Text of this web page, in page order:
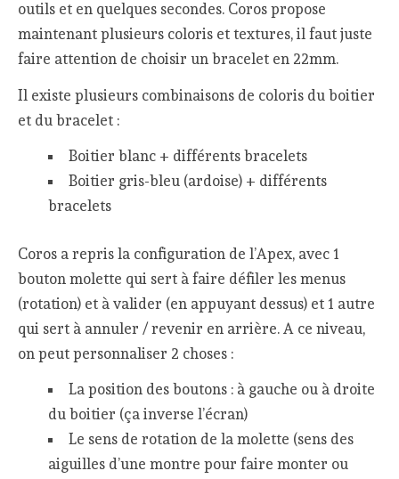
outils et en quelques secondes. Coros propose
maintenant plusieurs coloris et textures, il faut juste
faire attention de choisir un bracelet en 22mm.
Il existe plusieurs combinaisons de coloris du boitier
et du bracelet :
Boitier blanc + différents bracelets
Boitier gris-bleu (ardoise) + différents
bracelets
Coros a repris la configuration de l’Apex, avec 1
bouton molette qui sert à faire défiler les menus
(rotation) et à valider (en appuyant dessus) et 1 autre
qui sert à annuler / revenir en arrière. A ce niveau,
on peut personnaliser 2 choses :
La position des boutons : à gauche ou à droite
du boitier (ça inverse l’écran)
Le sens de rotation de la molette (sens des
aiguilles d’une montre pour faire monter ou